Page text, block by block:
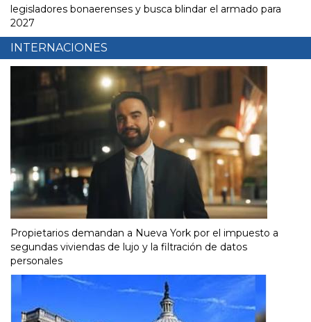
legisladores bonaerenses y busca blindar el armado para
2027
INTERNACIONES
Propietarios demandan a Nueva York por el impuesto a
segundas viviendas de lujo y la filtración de datos
personales